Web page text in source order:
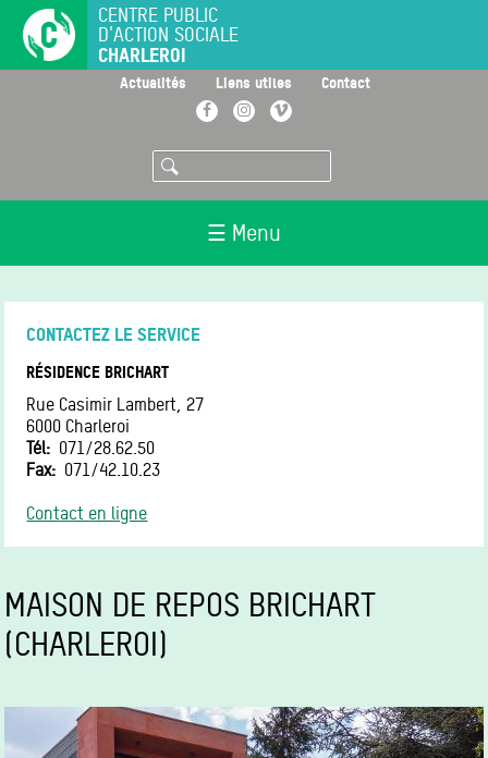
principal
CENTRE PUBLIC
D'ACTION SOCIALE
CHARLEROI
Actualités Liens utiles Contact
FacebookInstagramVimeo
Rechercher
☰ Menu
CONTACTEZ LE SERVICE
RÉSIDENCE BRICHART
Rue Casimir Lambert, 27
6000 Charleroi
Tél
071/28.62.50
Fax
071/42.10.23
Contact en ligne
MAISON DE REPOS BRICHART
(CHARLEROI)